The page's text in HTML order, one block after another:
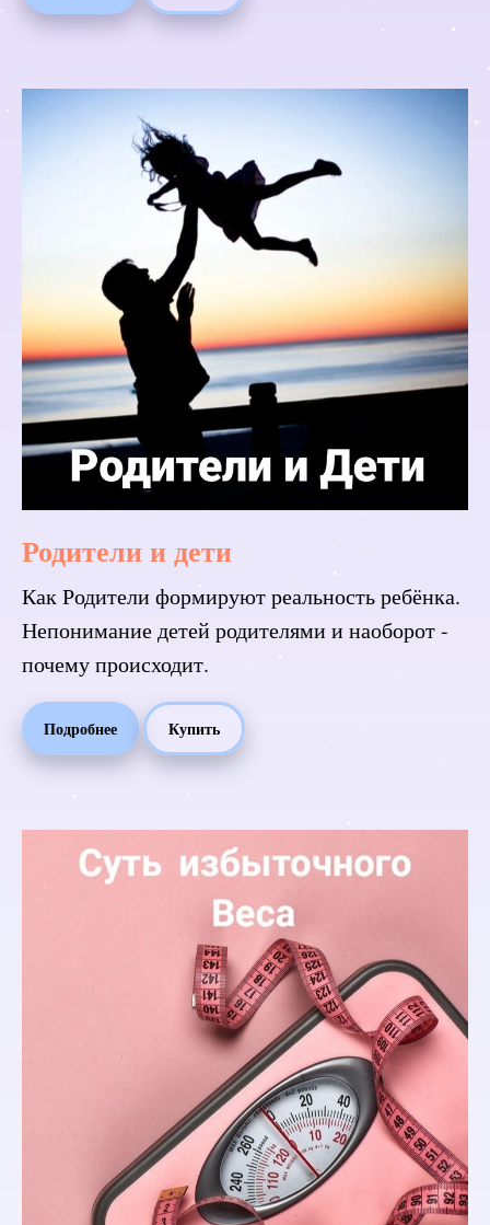
Родители и дети
Как Родители формируют реальность ребёнка.
Непонимание детей родителями и наоборот -
почему происходит.
Подробнее Купить